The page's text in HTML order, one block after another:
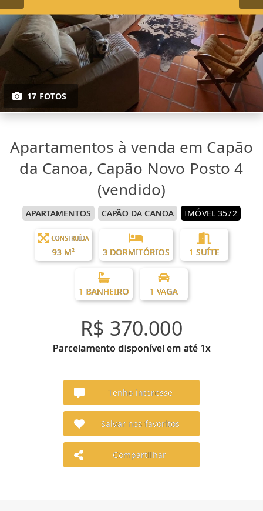
17 FOTOS
Apartamentos à venda em Capão
da Canoa, Capão Novo Posto 4
(vendido)
APARTAMENTOS CAPÃO DA CANOA IMÓVEL 3572
CONSTRUÍDA
93 M² 3 DORMITÓRIOS 1 SUÍTE
1 BANHEIRO 1 VAGA
R$ 370.000
Parcelamento disponível em até 1x
Tenho interesse
Salvar nos favoritos
Compartilhar